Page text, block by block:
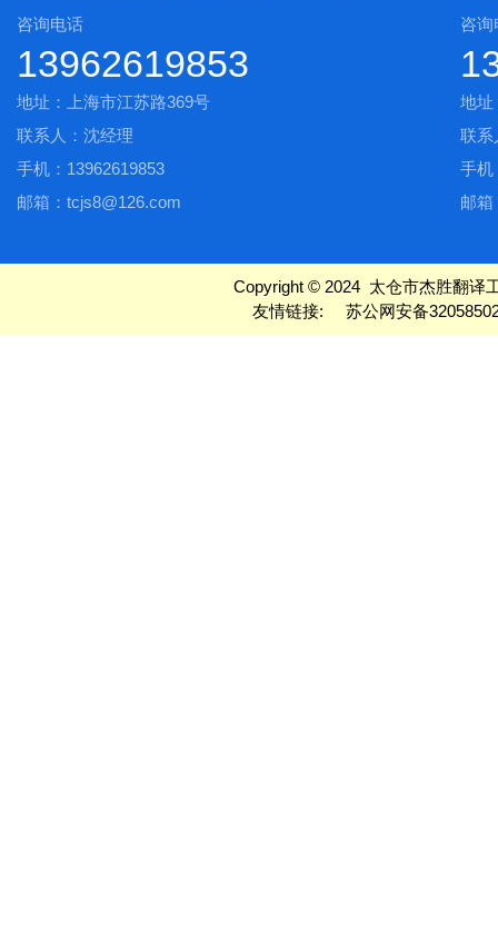
咨询电话
13962619853
地址：上海市江苏路369号
联系人：沈经理
手机：13962619853
邮箱：tcjs8@126.com
咨询
地址
联
手机
邮箱
Copyright © 2024 太仓市杰胜翻译
友情链接:
苏公网安备